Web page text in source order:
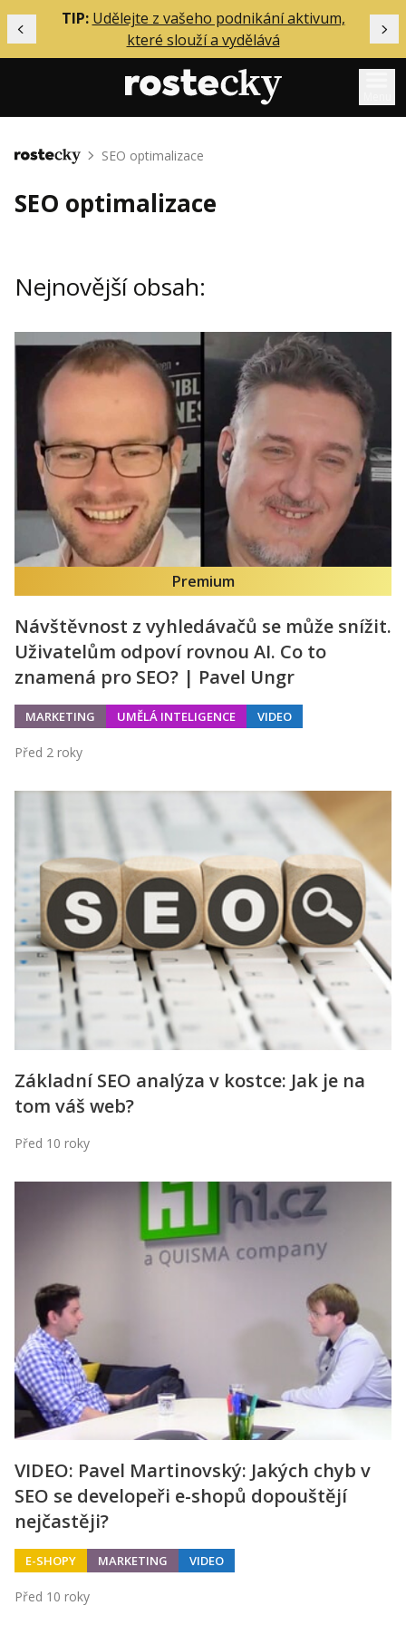
Předchozí
TIP: Udělejte z vašeho podnikání aktivum,
které slouží a vydělává
Mentoring
Solo
Inzerce
Přihlášení
Kontakt
Obchodní podmínky
Hledaná fráze Hledat
Domů SEO optimalizace
SEO optimalizace
Nejnovější obsah:
Premium
Návštěvnost z vyhledávačů se může snížit.
Uživatelům odpoví rovnou AI. Co to
znamená pro SEO? | Pavel Ungr
MARKETING UMĚLÁ INTELIGENCE VIDEO
Před 2 roky
Základní SEO analýza v kostce: Jak je na
tom váš web?
Před 10 roky
VIDEO: Pavel Martinovský: Jakých chyb v
SEO se developeři e-shopů dopouštějí
nejčastěji?
E-SHOPY MARKETING VIDEO
Před 10 roky